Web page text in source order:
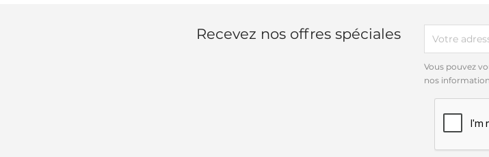
Recevez nos offres spéciales
Vous pouvez
nos